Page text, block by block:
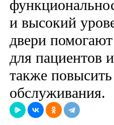
и высокий
двери
для пациентов
также
обслуживания.